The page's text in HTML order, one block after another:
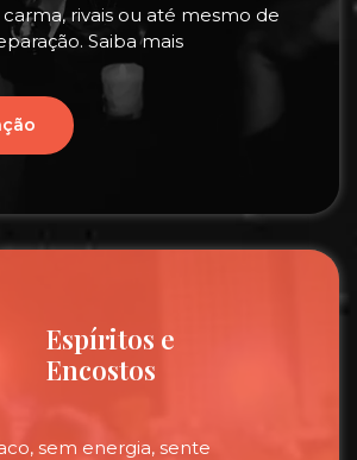
rivais ou até mesmo de
Saiba mais
Espíritos e
Encostos
sem energia, sente